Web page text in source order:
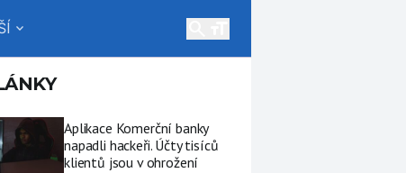
expand_more
Aplikace Komerční banky
napadli hackeři. Účty tisíců
klientů jsou v ohrožení